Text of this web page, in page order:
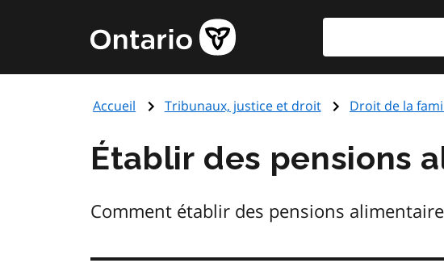
principal
Page
d'accueil
de
Accueil Tribunaux, justice et droit Droit de la
Établir des pensions
Comment établir des pensions